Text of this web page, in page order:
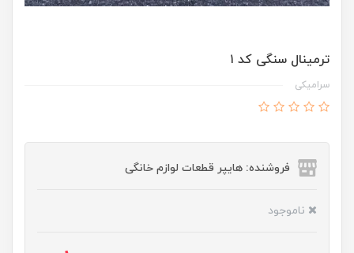
ترمینال سنگی کد ۱
سرامیکی
فروشنده: هایپر قطعات لوازم خانگی
ناموجود